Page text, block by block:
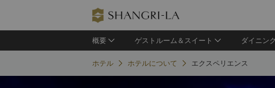
概要 ゲストルーム＆スイート ダイニン
ホテル ホテルについて エクスペリエンス